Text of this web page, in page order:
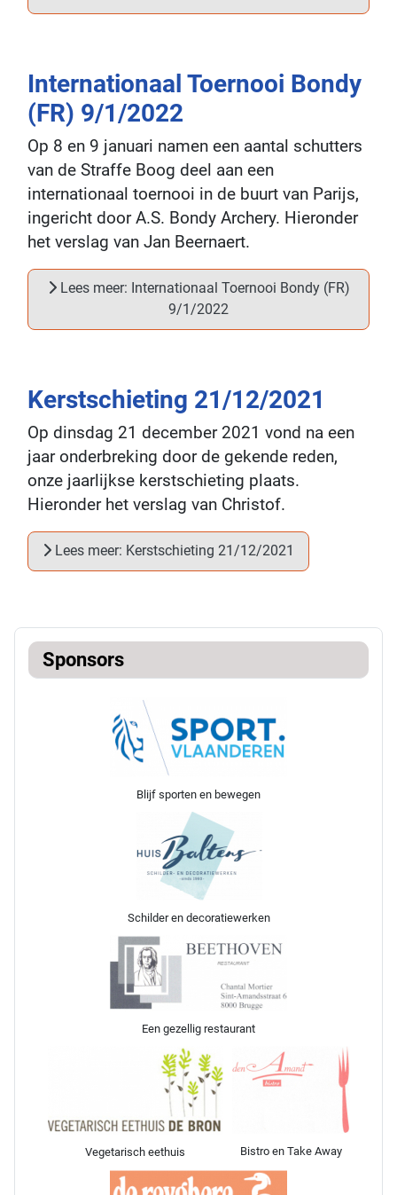
Internationaal Toernooi Bondy
(FR) 9/1/2022
Op 8 en 9 januari namen een aantal schutters
van de Straffe Boog deel aan een
internationaal toernooi in de buurt van Parijs,
ingericht door A.S. Bondy Archery. Hieronder
het verslag van Jan Beernaert.
Lees meer: Internationaal Toernooi Bondy (FR)
9/1/2022
Kerstschieting 21/12/2021
Op dinsdag 21 december 2021 vond na een
jaar onderbreking door de gekende reden,
onze jaarlijkse kerstschieting plaats.
Hieronder het verslag van Christof.
Lees meer: Kerstschieting 21/12/2021
Sponsors
Blijf sporten en bewegen
Schilder en decoratiewerken
Een gezellig restaurant
Vegetarisch eethuis Bistro en Take Away